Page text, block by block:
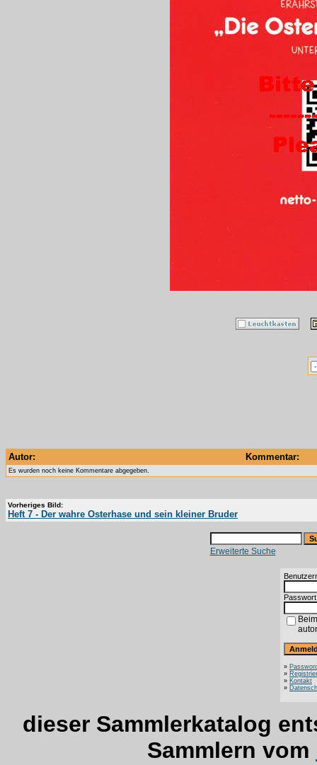
Autor: Kommentar:
Es wurden noch keine Kommentare abgegeben.
Vorheriges Bild:
Heft 7 - Der wahre Osterhase und sein kleiner Bruder
Erweiterte Suche
»
»
» Kontakt
»
dieser Sammlerkatalog
Sammlern vom